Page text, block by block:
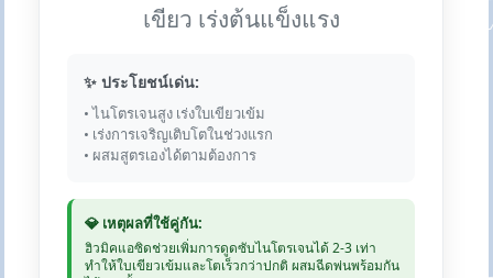
เขียว เร่งต้นแข็งแรง
✨ ประโยชน์เด่น:
• ไนโตรเจนสูง เร่งใบเขียวเข้ม
• เร่งการเจริญเติบโตในช่วงแรก
• ผสมสูตรเองได้ตามต้องการ
💎 เหตุผลที่ใช้คู่กัน:
ฮิวมิคแอซิดช่วยเพิ่มการดูดซับไนโตรเจนได้ 2-3 เท่า
ทำให้ใบเขียวเข้มและโตเร็วกว่าปกติ ผสมฉีดพ่นพร้อมกัน